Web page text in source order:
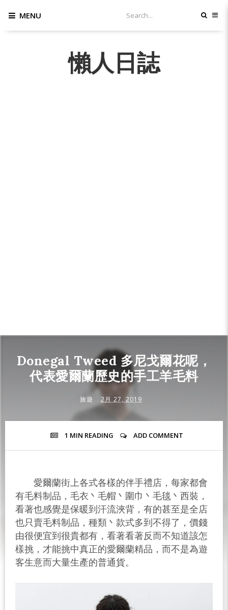
MENU
懶人日誌
Donegal Tweed 多尼戈爾花呢，
代表愛爾蘭歷史的手工羊毛料
旅遊 2月 27, 2019
1 MIN READING ADD COMMENT
愛爾蘭街上各式各樣的伴手禮店，每家都會
有毛料制品，毛衣丶毛帽丶圍巾丶毛毯丶西裝，
看著也感覺是保暖到汗流浹背，有的甚至是全店
也只賣毛料制品，種類丶款式多到不得了，價錢
由很便宜到很貴都有，看著看著反而不知道該怎
樣挑，才能挑中真正的愛爾蘭精品，而不是為遊
客生意而大量生產的普通貨。